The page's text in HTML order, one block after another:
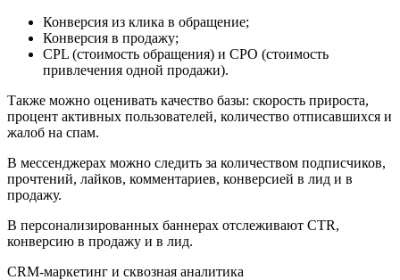
Конверсия из клика в обращение;
Конверсия в продажу;
CPL (стоимость обращения) и CPO (стоимость
привлечения одной продажи).
Также можно оценивать качество базы: скорость прироста,
процент активных пользователей, количество отписавшихся и
жалоб на спам.
В мессенджерах можно следить за количеством подписчиков,
прочтений, лайков, комментариев, конверсией в лид и в
продажу.
В персонализированных баннерах отслеживают СTR,
конверсию в продажу и в лид.
CRM-маркетинг и сквозная аналитика